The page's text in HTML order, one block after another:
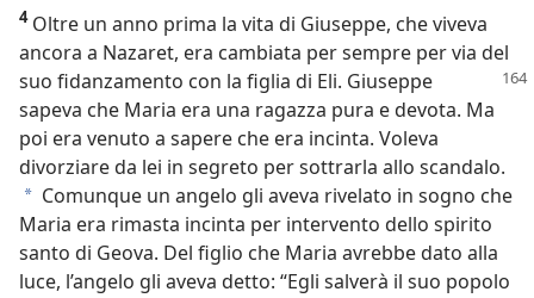
4Oltre un anno prima la vita di Giuseppe, che viveva
ancora a Nazaret, era cambiata per sempre per via del
suo fidanzamento con la figlia di Eli. Giuseppe
sapeva che Maria era una ragazza pura e devota. Ma
poi era venuto a sapere che era incinta. Voleva
divorziare da lei in segreto per sottrarla allo scandalo.
a Comunque un angelo gli aveva rivelato in sogno che
Maria era rimasta incinta per intervento dello spirito
santo di Geova. Del figlio che Maria avrebbe dato alla
luce, l’angelo gli aveva detto: “Egli salverà il suo popolo